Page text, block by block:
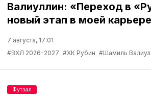
Валиуллин: «Переход в
новый этап в моей
7 августа, 17:01
#ВХЛ 2026-2027 #ХК Рубин #Шамиль
Футзал